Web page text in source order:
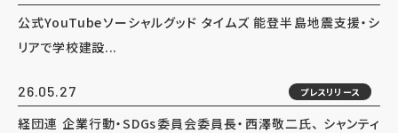
公式YouTubeソーシャルグッド タイムズ 能登半島地震支援・シ
リアで学校建設...
26.05.27 プレスリリース
経団連 企業行動・SDGs委員会委員長・西澤敬二氏、 シャンティ